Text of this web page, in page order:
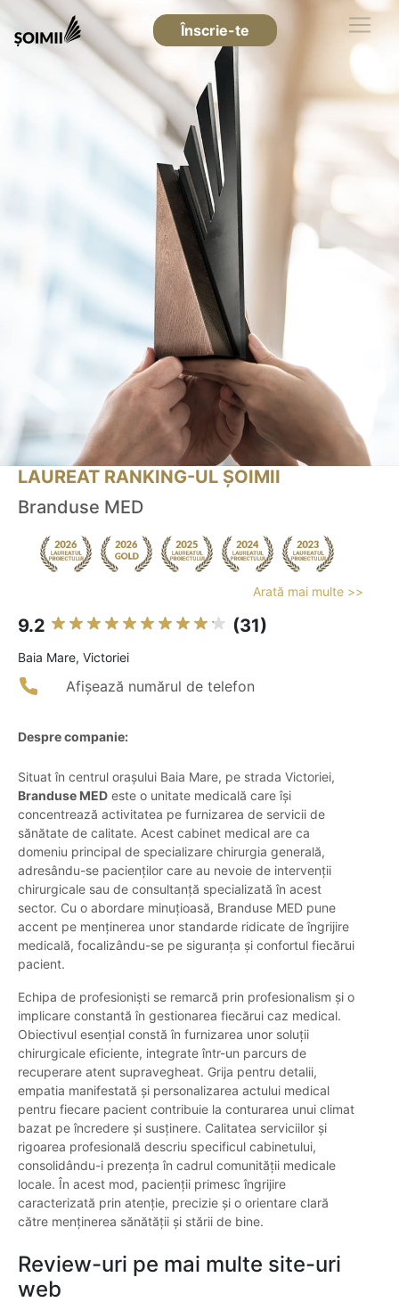
Înscrie-te
LAUREAT RANKING-UL ȘOIMII
Branduse MED
Arată mai multe >>
9.2 (31)
Baia Mare, Victoriei
Afișează numărul de telefon
Despre companie:
Situat în centrul orașului Baia Mare, pe strada Victoriei,
Branduse MED este o unitate medicală care își
concentrează activitatea pe furnizarea de servicii de
sănătate de calitate. Acest cabinet medical are ca
domeniu principal de specializare chirurgia generală,
adresându-se pacienților care au nevoie de intervenții
chirurgicale sau de consultanță specializată în acest
sector. Cu o abordare minuțioasă, Branduse MED pune
accent pe menținerea unor standarde ridicate de îngrijire
medicală, focalizându-se pe siguranța și confortul fiecărui
pacient.
Echipa de profesioniști se remarcă prin profesionalism și o
implicare constantă în gestionarea fiecărui caz medical.
Obiectivul esențial constă în furnizarea unor soluții
chirurgicale eficiente, integrate într-un parcurs de
recuperare atent supravegheat. Grija pentru detalii,
empatia manifestată și personalizarea actului medical
pentru fiecare pacient contribuie la conturarea unui climat
bazat pe încredere și susținere. Calitatea serviciilor și
rigoarea profesională descriu specificul cabinetului,
consolidându-i prezența în cadrul comunității medicale
locale. În acest mod, pacienții primesc îngrijire
caracterizată prin atenție, precizie și o orientare clară
către menținerea sănătății și stării de bine.
Review-uri pe mai multe site-uri
web